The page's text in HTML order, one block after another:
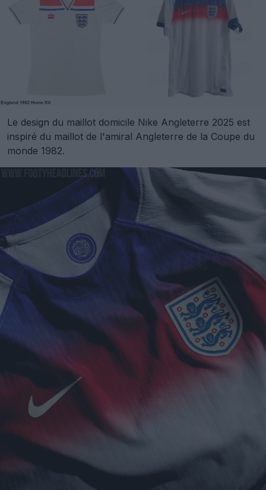
Le design du maillot domicile Nike Angleterre 2025 est
inspiré du maillot de l'amiral Angleterre de la Coupe du
monde 1982.